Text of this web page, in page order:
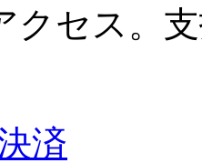
セス。